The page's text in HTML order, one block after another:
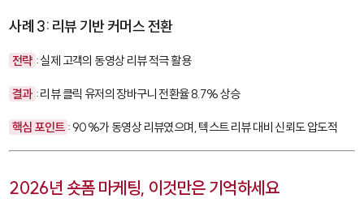
사례 3: 리뷰 기반 커머스 전환
전략 : 실제 고객의 동영상 리뷰 적극 활용
결과 : 리뷰 클릭 유저의 장바구니 전환율 8.7% 상승
핵심 포인트 : 90%가 동영상 리뷰였으며, 텍스트 리뷰 대비 신뢰도 압도적
2026년 숏폼 마케팅, 이것만은 기억하세요